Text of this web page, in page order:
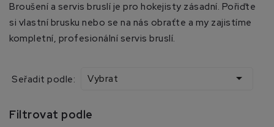
Broušení a servis bruslí je pro hokejisty zásadní. Pořiďte
si vlastní brusku nebo se na nás obraťte a my zajistíme
kompletní, profesionální servis bruslí.
Seřadit podle: Vybrat 
Filtrovat podle